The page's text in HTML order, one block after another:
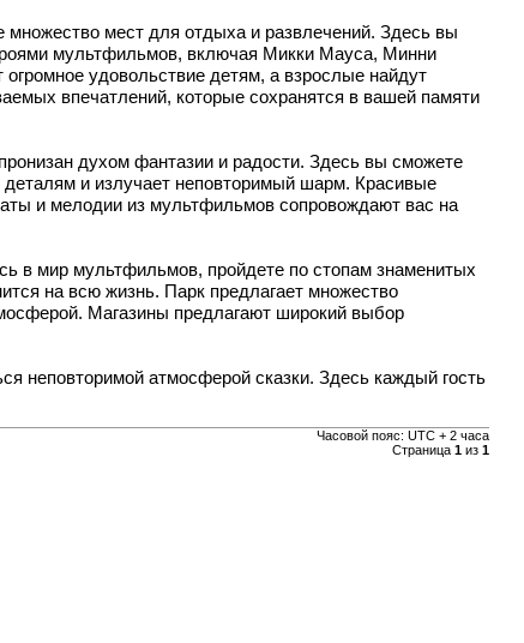
множество мест для отдыха и развлечений. Здесь вы
мультфильмов, включая Микки Мауса, Минни
удовольствие детям, а взрослые найдут
впечатлений, которые сохранятся в вашей памяти
духом фантазии и радости. Здесь вы сможете
и излучает неповторимый шарм. Красивые
и мелодии из мультфильмов сопровождают вас на
в мир мультфильмов, пройдете по стопам знаменитых
на всю жизнь. Парк предлагает множество
Магазины предлагают широкий выбор
неповторимой атмосферой сказки. Здесь каждый гость
Часовой пояс: UTC + 2 часа
Страница 1из 1